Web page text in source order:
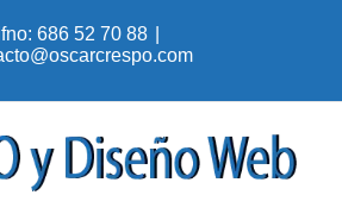
686 52 70 88